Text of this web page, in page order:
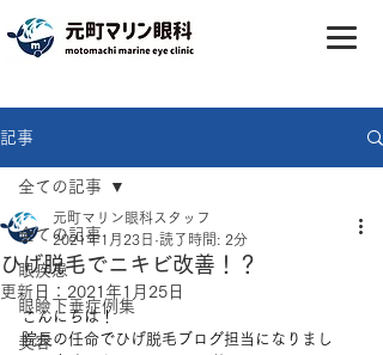
記事
全ての記事
眼疾患
眼瞼下垂症例集
美容
全ての記事
ひげ脱毛でニキビ改善！？
元町マリン眼科スタッフ
2021年1月23日 読了時間: 2分
更新日： 2021年1月25日
こんにちは！
院長の任命でひげ脱毛ブログ担当になりまし